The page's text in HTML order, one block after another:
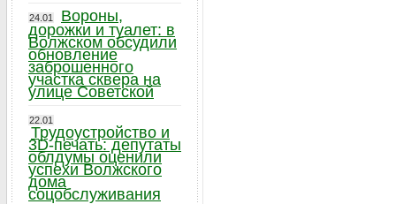
24.01
Вороны,
дорожки и туалет: в
Волжском обсудили
обновление
заброшенного
участка сквера на
улице Советской
22.01
Трудоустройство и
3D-печать: депутаты
облдумы оценили
успехи Волжского
дома
соцобслуживания